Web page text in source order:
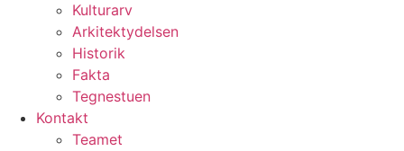
Kulturarv
Arkitektydelsen
Historik
Fakta
Tegnestuen
Kontakt
Teamet